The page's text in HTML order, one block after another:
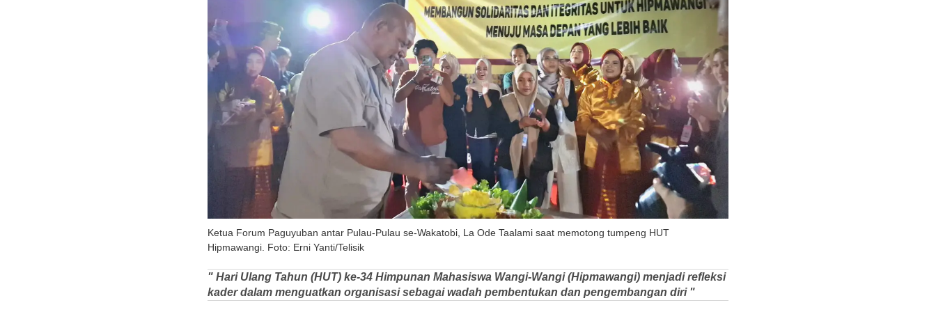
Ketua Forum Paguyuban antar Pulau-Pulau se-Wakatobi, La Ode Taalami saat memotong tumpeng HUT
Hipmawangi. Foto: Erni Yanti/Telisik
" Hari Ulang Tahun (HUT) ke-34 Himpunan Mahasiswa Wangi-Wangi (Hipmawangi) menjadi refleksi
kader dalam menguatkan organisasi sebagai wadah pembentukan dan pengembangan diri "